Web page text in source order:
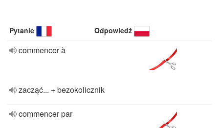
Pytanie Odpowiedź
commencer à
zacząć... + bezokolicznik
commencer par